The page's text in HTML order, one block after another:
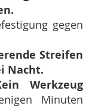
gegen
Streifen
Nacht.
Werkzeug
Minuten